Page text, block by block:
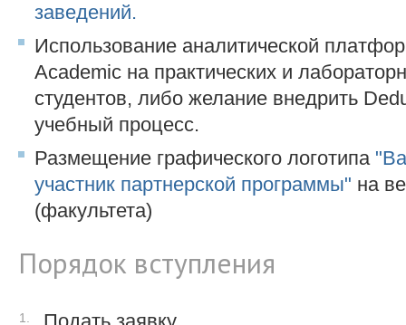
заведений.
Использование аналитической
Academic на практических и
студентов, либо желание внедрить
учебный процесс.
Размещение графического логотипа
участник партнерской программы" на
(факультета)
Порядок вступления